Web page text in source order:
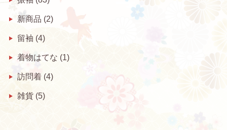
新商品 (2)
留袖 (4)
着物はてな (1)
訪問着(4)
雑貨(5)